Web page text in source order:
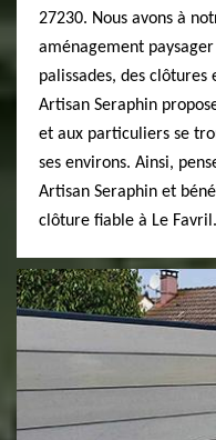
27230. Nous avons à
aménagement
palissades, des
Artisan Seraphin
et aux particuliers se
ses environs. Ainsi,
Artisan Seraphin et
clôture fiable à Le Favril.